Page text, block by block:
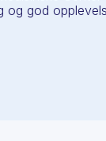
og god